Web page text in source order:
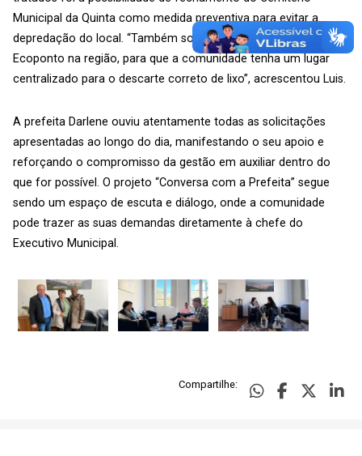
Municipal da Quinta como medida preventiva para evitar a
depredação do local. “Também solicitamos a instalação de um
Ecoponto na região, para que a comunidade tenha um lugar
centralizado para o descarte correto de lixo”, acrescentou Luis.
A prefeita Darlene ouviu atentamente todas as solicitações
apresentadas ao longo do dia, manifestando o seu apoio e
reforçando o compromisso da gestão em auxiliar dentro do
que for possível. O projeto “Conversa com a Prefeita” segue
sendo um espaço de escuta e diálogo, onde a comunidade
pode trazer as suas demandas diretamente à chefe do
Executivo Municipal.
Compartilhe: